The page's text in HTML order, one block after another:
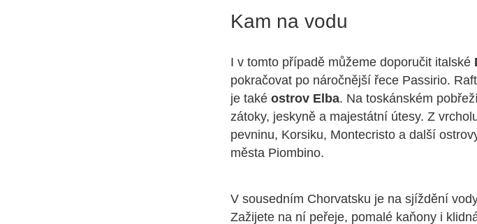
Kam na vodu
I v tomto případě můžeme doporučit italské
pokračovat po náročnější řece Passirio.
je také ostrov Elba. Na toskánském
zátoky, jeskyně a majestátní útesy. Z
pevninu, Korsiku, Montecristo a další
města Piombino.
V sousedním Chorvatsku je na sjíždění
Zažijete na ní peřeje, pomalé kaňony i